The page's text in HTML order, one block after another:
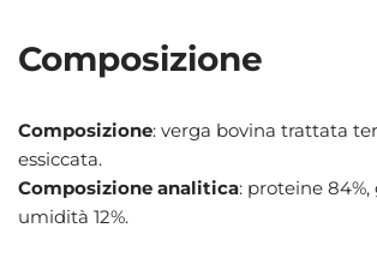
Composizione
Composizione: verga bovina trattata
essiccata.
Composizione analitica: proteine 84%,
umidità 12%.